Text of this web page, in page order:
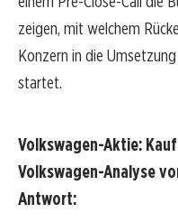
zeigen, mit welchem
Konzern in die
startet.
Volkswagen-Aktie:
Volkswagen-Analyse
Antwort: